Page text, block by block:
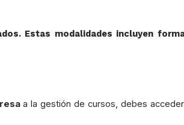
. Estas modalidades incluyen
a la gestión de cursos, debes